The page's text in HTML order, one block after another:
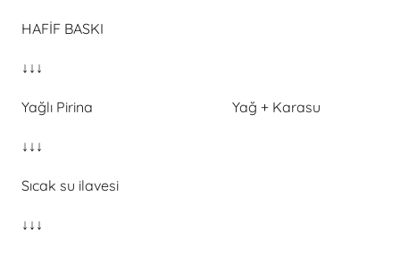
HAFİF BASKI
↓↓↓
Yağlı Pirina Yağ + Karasu
↓↓↓
Sıcak su ilavesi
↓↓↓